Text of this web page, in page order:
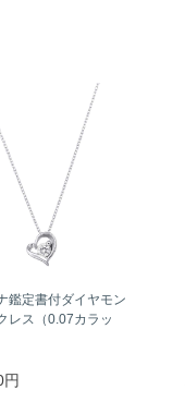
鑑定書付ダイヤモン
レス（0.07カラッ